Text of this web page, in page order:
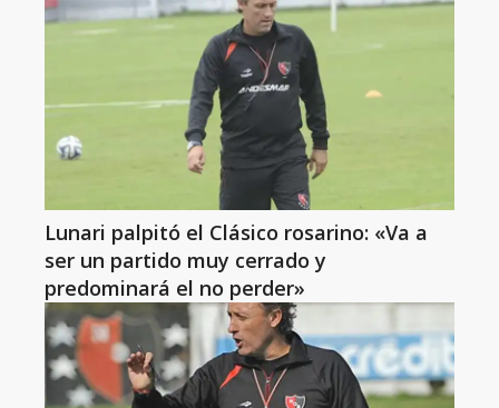
Lunari palpitó el Clásico rosarino: «Va a
ser un partido muy cerrado y
predominará el no perder»